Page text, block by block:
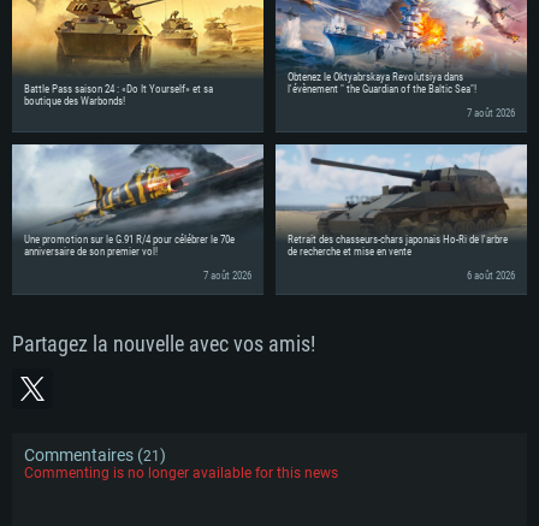
Battle Pass saison 24 : «Do It Yourself» et sa
boutique des Warbonds!
Obtenez le Oktyabrskaya Revolutsiya dans
l'évènement " the Guardian of the Baltic Sea"!
7 août 2026
Une promotion sur le G.91 R/4 pour célébrer le 70e
anniversaire de son premier vol!
7 août 2026
Retrait des chasseurs-chars japonais Ho-Ri de l'arbre
de recherche et mise en vente
6 août 2026
Partagez la nouvelle avec vos amis!
Commentaires (21)
Commenting is no longer available for this news